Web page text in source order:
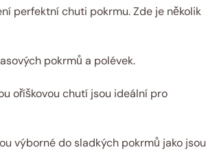
perfektní chuti pokrmu. Zde je několik
pokrmů a polévek.
oříškovou chutí jsou ideální pro
výborné do sladkých pokrmů jako jsou